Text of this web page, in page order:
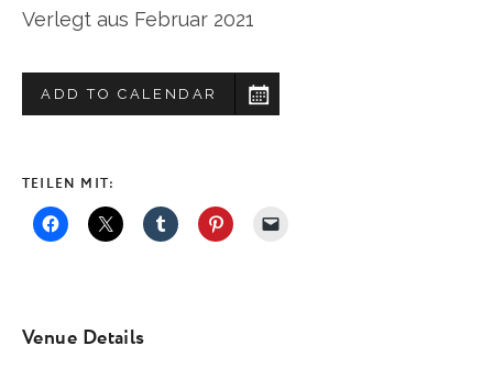
Verlegt aus Februar 2021
ADD TO CALENDAR
TEILEN MIT:
Venue Details